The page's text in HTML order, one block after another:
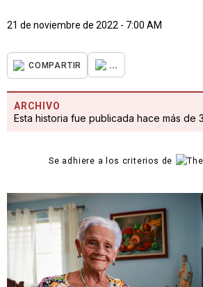
21 de noviembre de 2022 - 7:00 AM
COMPARTIR ...
ARCHIVO
Esta historia fue publicada hace más de
Se adhiere a los criterios de